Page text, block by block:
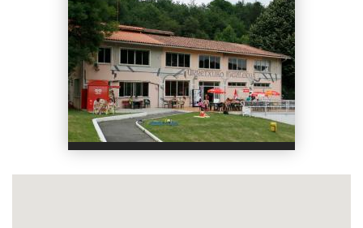
Piscina abierta en verano, a 900 metro